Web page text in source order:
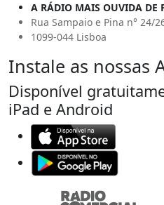
A RÁDIO MAIS OUVIDA DE
Rua Sampaio e Pina n° 24/
1099-044 Lisboa
Instale as nossas
Disponível
iPad e Android